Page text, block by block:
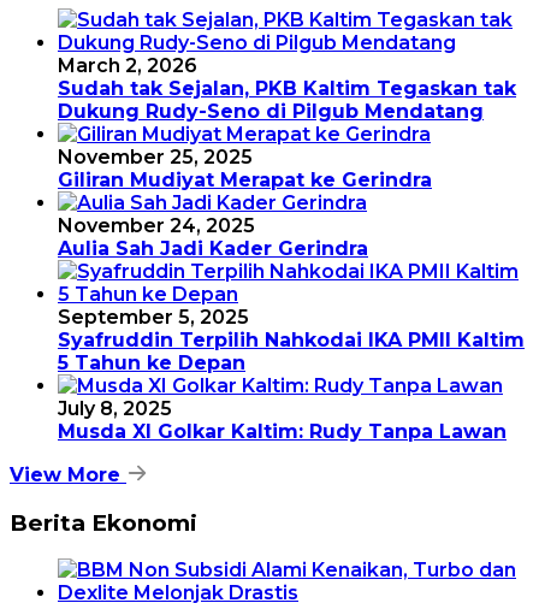
March 2, 2026
Sudah tak Sejalan, PKB Kaltim Tegaskan tak
Dukung Rudy-Seno di Pilgub Mendatang
November 25, 2025
Giliran Mudiyat Merapat ke Gerindra
November 24, 2025
Aulia Sah Jadi Kader Gerindra
September 5, 2025
Syafruddin Terpilih Nahkodai IKA PMII Kaltim
5 Tahun ke Depan
July 8, 2025
Musda XI Golkar Kaltim: Rudy Tanpa Lawan
View More
Berita Ekonomi